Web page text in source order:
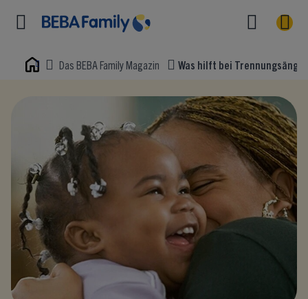
Home Das BEBA Family Magazin Was hilft bei